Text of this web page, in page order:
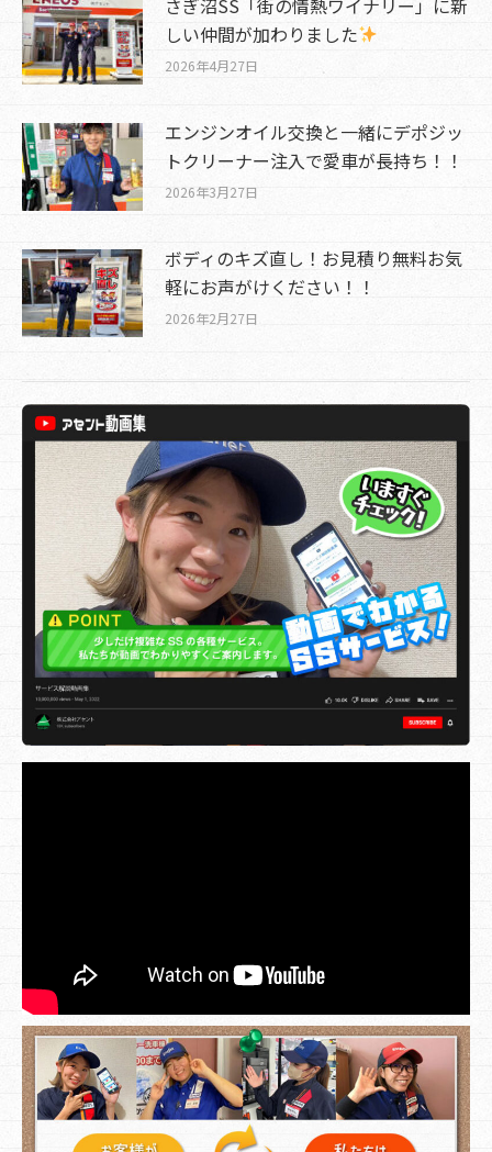
しい仲間が加わりました
2026年4月27日
エンジンオイル交換と一緒にデポジッ
トクリーナー注入で愛車が長持ち！！
2026年3月27日
ボディのキズ直し！お見積り無料お気
軽にお声がけください！！
2026年2月27日